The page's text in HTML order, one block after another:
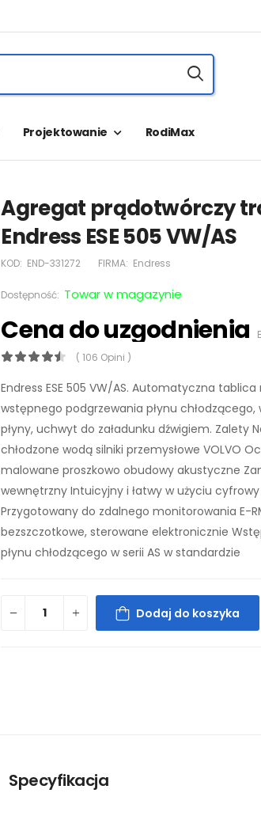
Projektowanie RodiMax
Agregat prądotwórczy
Endress ESE 505 VW/AS
KOD: END-331272 FIRMA: Endress
Dostępność: Towar w magazynie
Cena do uzgodnienia
( 106 Opini )
Endress ESE 505 VW/AS. Automatyczna
wstępnego podgrzewania płynu
płyny, uchwyt do załadunku dźwigiem. Zalety
chłodzone wodą silniki przemysłowe VOLVO
malowane proszkowo obudowy akustyczne
wewnętrzny Intuicyjny i łatwy w użyciu
Przygotowany do zdalnego monitorowania E-
bezszczotkowe, sterowane elektronicznie
płynu chłodzącego w serii AS w standardzie
Dodaj do koszyka
Specyfikacja